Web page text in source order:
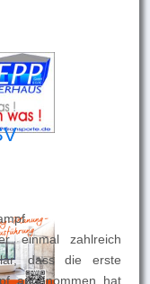
einmal zahlreich
dass die erste
angenommen hat